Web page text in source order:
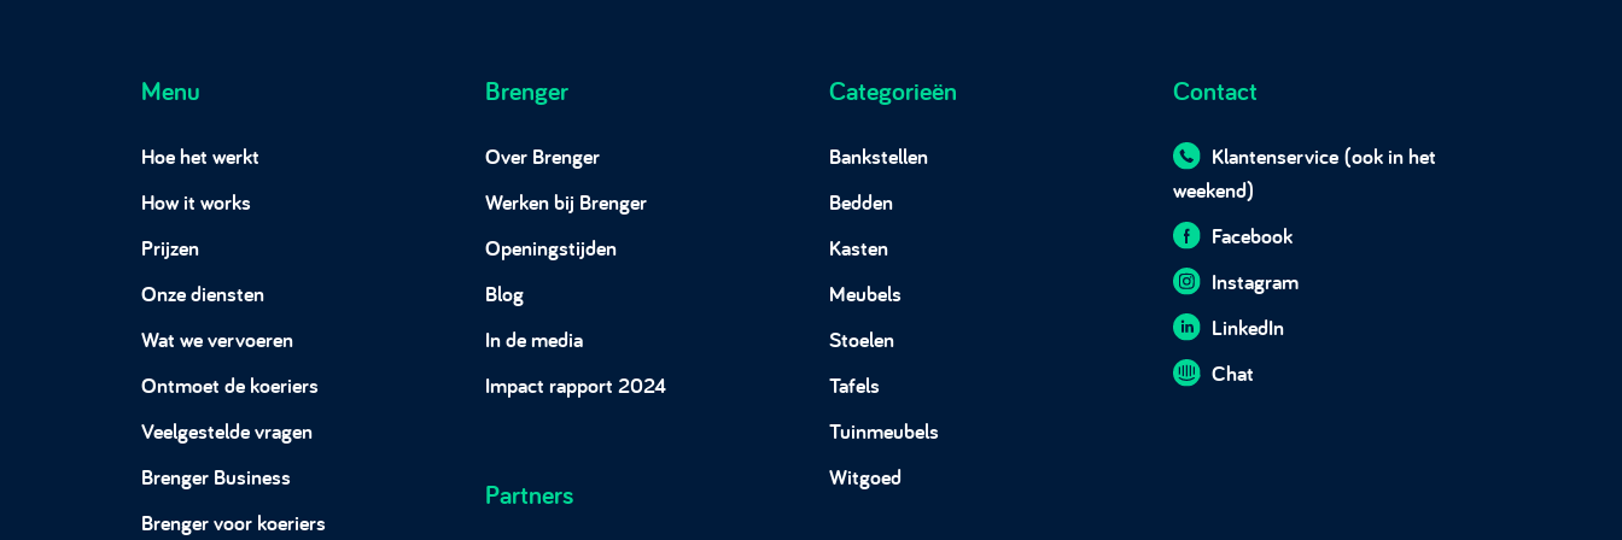
Menu
Hoe het werkt
How it works
Prijzen
Onze diensten
Wat we vervoeren
Ontmoet de koeriers
Veelgestelde vragen
Brenger Business
Brenger voor koeriers
Brenger
Over Brenger
Werken bij Brenger
Openingstijden
Blog
In de media
Impact rapport 2024
Partners
Categorieën
Bankstellen
Bedden
Kasten
Meubels
Stoelen
Tafels
Tuinmeubels
Witgoed
Contact
Klantenservice (ook in het
weekend)
Facebook
Instagram
LinkedIn
Chat